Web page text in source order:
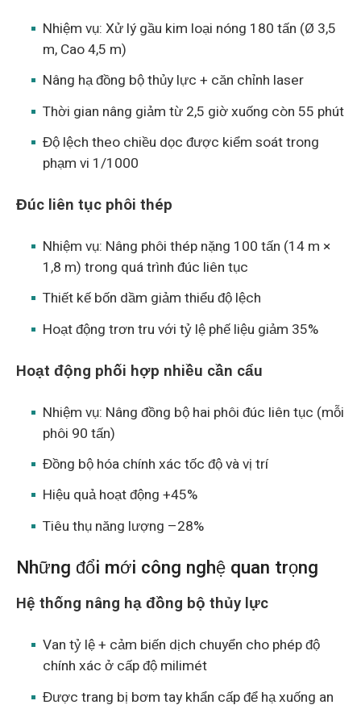
Nhiệm vụ: Xử lý gầu kim loại nóng 180 tấn (Ø 3,5
m, Cao 4,5 m)
Nâng hạ đồng bộ thủy lực + căn chỉnh laser
Thời gian nâng giảm từ 2,5 giờ xuống còn 55 phút
Độ lệch theo chiều dọc được kiểm soát trong
phạm vi 1/1000
Đúc liên tục phôi thép
Nhiệm vụ: Nâng phôi thép nặng 100 tấn (14 m ×
1,8 m) trong quá trình đúc liên tục
Thiết kế bốn dầm giảm thiểu độ lệch
Hoạt động trơn tru với tỷ lệ phế liệu giảm 35%
Hoạt động phối hợp nhiều cần cẩu
Nhiệm vụ: Nâng đồng bộ hai phôi đúc liên tục (mỗi
phôi 90 tấn)
Đồng bộ hóa chính xác tốc độ và vị trí
Hiệu quả hoạt động +45%
Tiêu thụ năng lượng –28%
Những đổi mới công nghệ quan trọng
Hệ thống nâng hạ đồng bộ thủy lực
Van tỷ lệ + cảm biến dịch chuyển cho phép độ
chính xác ở cấp độ milimét
Được trang bị bơm tay khẩn cấp để hạ xuống an